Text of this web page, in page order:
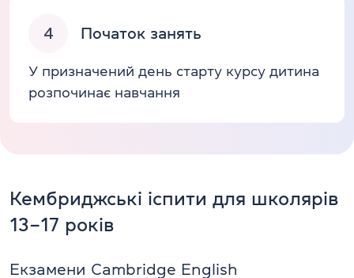
4 Початок занять
У призначений день старту курсу дитина
розпочинає навчання
Кембриджські іспити для школярів
13–17 років
Екзамени Cambridge English